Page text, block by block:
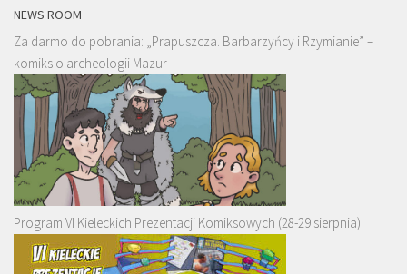
NEWS ROOM
Za darmo do pobrania: „Prapuszcza. Barbarzyńcy i Rzymianie” –
komiks o archeologii Mazur
Program VI Kieleckich Prezentacji Komiksowych (28-29 sierpnia)